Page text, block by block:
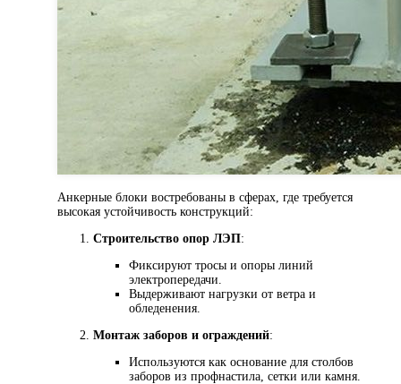
Анкерные блоки востребованы в сферах, где требуется
высокая устойчивость конструкций:
Строительство опор ЛЭП:
Фиксируют тросы и опоры линий
электропередачи.
Выдерживают нагрузки от ветра и
обледенения.
Монтаж заборов и ограждений:
Используются как основание для столбов
заборов из профнастила, сетки или камня.